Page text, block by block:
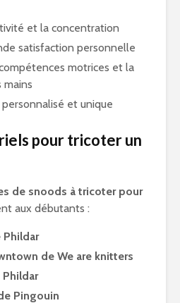
et la concentration
satisfaction personnelle
motrices et la
mains
et unique
pour tricoter un
de snoods à tricoter pour
aux débutants :
Phildar
de We are knitters
Pingouin